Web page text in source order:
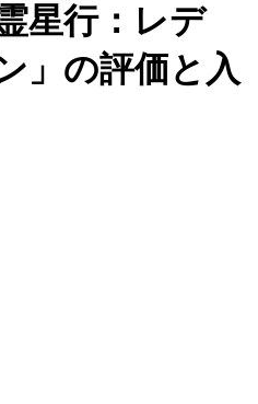
星行：レデ
」の評価と入